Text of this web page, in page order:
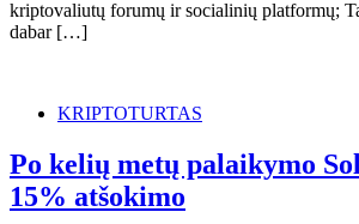
kriptovaliutų forumų ir socialinių platformų;
dabar […]
KRIPTOTURTAS
Po kelių metų palaikymo
15% atšokimo